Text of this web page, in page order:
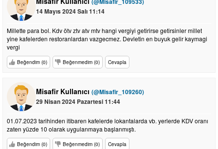
14 Mayıs 2024 Salı 11:14
Millette para bol. Kdv ötv ztv atv mtv hangi vergiyi getirirse getirsinler millet
yine kafelerden restoranlardan vazgecmez. Devletin en buyuk gelir kaymagi
vergi
Beğendim (0) Beğenmedim (0) Cevapla
Misafir Kullanıcı (@Misafir_109260)
29 Nisan 2024 Pazartesi 11:44
01.07.2023 tarihinden itibaren kafelerde lokantalarda vb. yerlerde KDV oranı
zaten yüzde 10 olarak uygulanmaya başlanmıştı.
Beğendim (0) Beğenmedim (0) Cevapla